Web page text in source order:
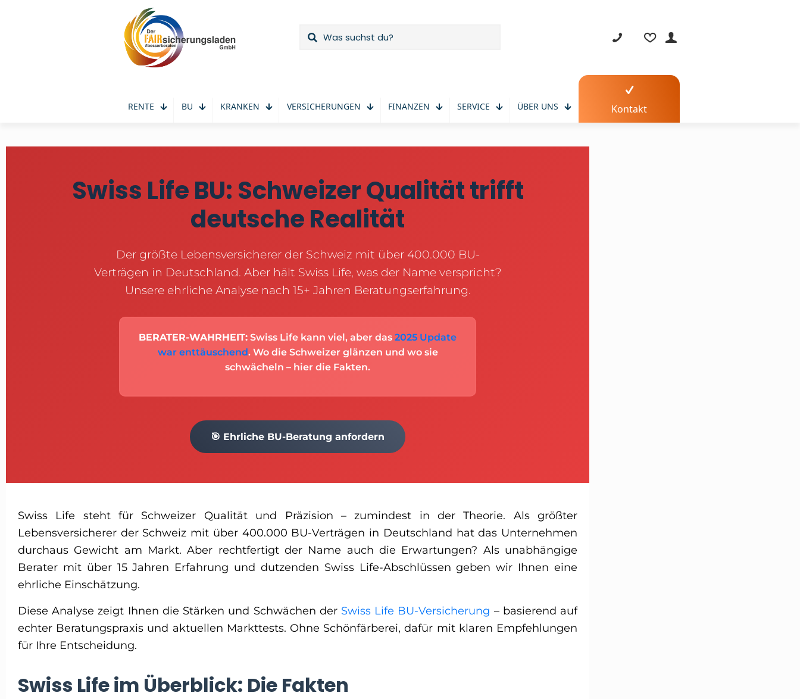
RENTE BU KRANKEN VERSICHERUNGEN FINANZEN SERVICE ÜBER UNS Kontakt
Swiss Life BU: Schweizer Qualität trifft
deutsche Realität
Der größte Lebensversicherer der Schweiz mit über 400.000 BU-
Verträgen in Deutschland. Aber hält Swiss Life, was der Name verspricht?
Unsere ehrliche Analyse nach 15+ Jahren Beratungserfahrung.
BERATER-WAHRHEIT: Swiss Life kann viel, aber das 2025 Update
war enttäuschend. Wo die Schweizer glänzen und wo sie
schwächeln – hier die Fakten.
🎯 Ehrliche BU-Beratung anfordern
Swiss Life steht für Schweizer Qualität und Präzision – zumindest in der Theorie. Als größter
Lebensversicherer der Schweiz mit über 400.000 BU-Verträgen in Deutschland hat das Unternehmen
durchaus Gewicht am Markt. Aber rechtfertigt der Name auch die Erwartungen? Als unabhängige
Berater mit über 15 Jahren Erfahrung und dutzenden Swiss Life-Abschlüssen geben wir Ihnen eine
ehrliche Einschätzung.
Diese Analyse zeigt Ihnen die Stärken und Schwächen der Swiss Life BU-Versicherung – basierend auf
echter Beratungspraxis und aktuellen Markttests. Ohne Schönfärberei, dafür mit klaren Empfehlungen
für Ihre Entscheidung.
Swiss Life im Überblick: Die Fakten